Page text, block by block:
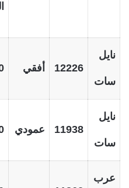
نايل
سات
12226 أفقي
نايل
سات
11938 عمودي
عرب